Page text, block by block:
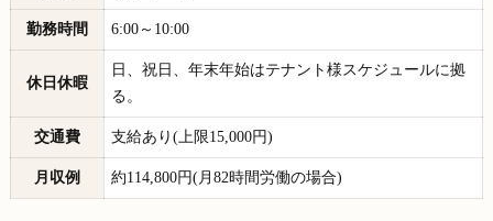
勤務時間 6:00～10:00
休日休暇
日、祝日、年末年始はテナント様スケジュールに拠
る。
交通費 支給あり(上限15,000円)
月収例 約114,800円(月82時間労働の場合)